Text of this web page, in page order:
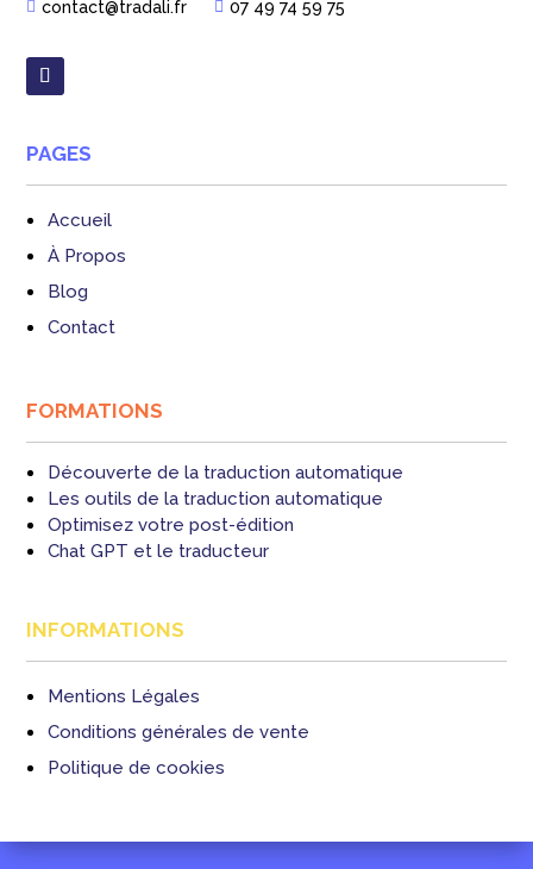
 contact@tradali.fr  07 49 74 59 75
PAGES
Accueil
À Propos
Blog
Contact
FORMATIONS
Découverte de la traduction automatique
Les outils de la traduction automatique
Optimisez votre post-édition
Chat GPT et le traducteur
INFORMATIONS
Mentions Légales
Conditions générales de vente
Politique de cookies